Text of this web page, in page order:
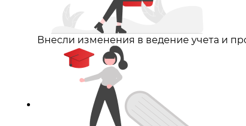
Внесли изменения в ведение учета и